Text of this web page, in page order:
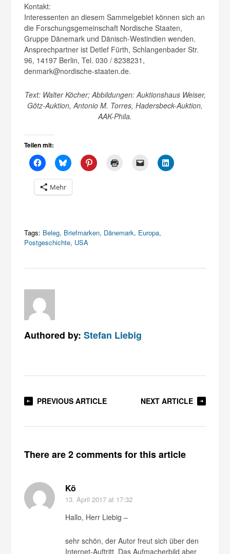
Kontakt:
Interessenten an diesem Sammelgebiet können sich an
die Forschungsgemeinschaft Nordische Staaten,
Gruppe Dänemark und Dänisch-Westindien wenden.
Ansprechpartner ist Detlef Fürth, Schlangenbader Str.
96, 14197 Berlin, Tel. 030 / 8238231,
denmark@nordische-staaten.de.
Text: Walter Köcher; Abbildungen: Auktionshaus Weiser,
Götz-Auktion, Antonio M. Torres, Hadersbeck-Auktion,
AAK-Phila.
Teilen mit:
Mehr
Tags: Beleg, Briefmarken, Dänemark, Europa,
Postgeschichte, USA
Authored by:Stefan Liebig
PREVIOUS ARTICLE NEXT ARTICLE
There are 2 comments for this article
Kö
13. April 2017 at 17:32
Hallo, Herr Liebig –
sehr schön, der Autor freut sich über den
Internet-Auftritt. Das Aufmacherbild aber